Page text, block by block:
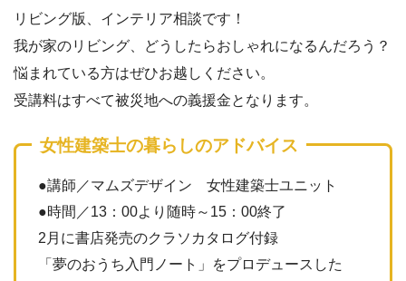
リビング版、インテリア相談です！
我が家のリビング、どうしたらおしゃれになるんだろう？
悩まれている方はぜひお越しください。
受講料はすべて被災地への義援金となります。
女性建築士の暮らしのアドバイス
●講師／マムズデザイン 女性建築士ユニット
●時間／13：00より随時～15：00終了
2月に書店発売のクラソカタログ付録
「夢のおうち入門ノート」をプロデュースした